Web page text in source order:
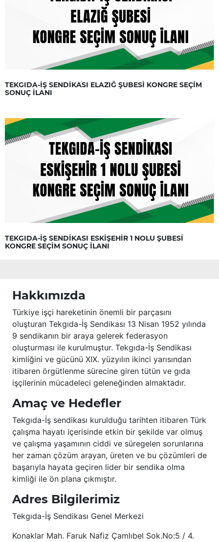
TEKGIDA-İŞ SENDİKASI ELAZIĞ ŞUBESİ KONGRE SEÇİM
SONUÇ İLANI
TEKGIDA-İŞ SENDİKASI ESKİŞEHİR 1 NOLU ŞUBESİ
KONGRE SEÇİM SONUÇ İLANI
Hakkımızda
Türkiye işçi hareketinin önemli bir parçasını
oluşturan Tekgıda-İş Sendikası 13 Nisan 1952 yılında
9 sendikanın bir araya gelerek federasyon
oluşturması ile kurulmuştur. Tekgıda-İş Sendikası
kimliğini ve gücünü XIX. yüzyılın ikinci yarısından
itibaren örgütlenme sürecine giren tütün ve gıda
işçilerinin mücadeleci geleneğinden almaktadır.
Amaç ve Hedefler
Tekgıda-İş sendikası kurulduğu tarihten itibaren Türk
çalışma hayatı içerisinde etkin bir şekilde var olmuş
ve çalışma yaşamının ciddi ve süregelen sorunlarına
her zaman çözüm arayan, üreten ve bu çözümleri de
başarıyla hayata geçiren lider bir sendika olma
kimliği ile ön plana çıkmıştır.
Adres Bilgilerimiz
Tekgıda-İş Sendikası Genel Merkezi
Konaklar Mah. Faruk Nafiz Çamlıbel Sok.No:5 / 4.